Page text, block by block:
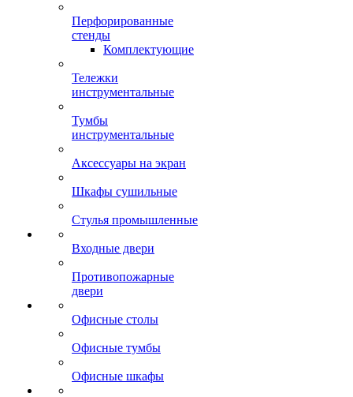
Перфорированные
стенды
Комплектующие
Тележки
инструментальные
Тумбы
инструментальные
Аксессуары на экран
Шкафы сушильные
Стулья промышленные
Входные двери
Противопожарные
двери
Офисные столы
Офисные тумбы
Офисные шкафы